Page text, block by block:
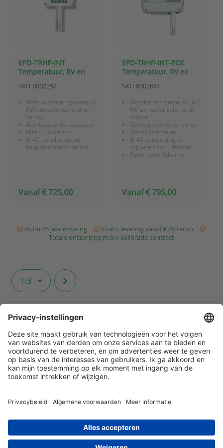
EPD-TRHP-INT
Temperatuur, RV en
sensor met Ethernet
communicatie
SKU 8002294
Web-based temperatuur/
RV/ atmosferische druk
sensor
Geïntegreerde sensoren
Met LCD-scherm
RJ-45 aansluiting, te
koppelen aan Ethernet
Vanaf € 725,00
EPD-TRHP-INT-POE
Temperatuur, RV en
sensor met Ethernet
communicatie PoE
SKU 8002661
Web-based temperatuur/
RV/ atmosferische druk
sensor
Geïntegreerde sensoren
Met LCD-scherm
RJ-45 aansluiting, te
koppelen aan Ethernet
Power over Ethernet
Vanaf € 795,00
Ruim 25 jaar ervaring
Gratis levering vanaf €250 euro
Totale ontzorging m.b.v kalibratie contract
1/3
Klantenservice
Contact met ATAL
Maandelijks op de hoogte blijven? Schrijf